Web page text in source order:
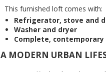
This furnished loft comes with:
Refrigerator, stove and
Washer and dryer
Complete,
A MODERN URBAN